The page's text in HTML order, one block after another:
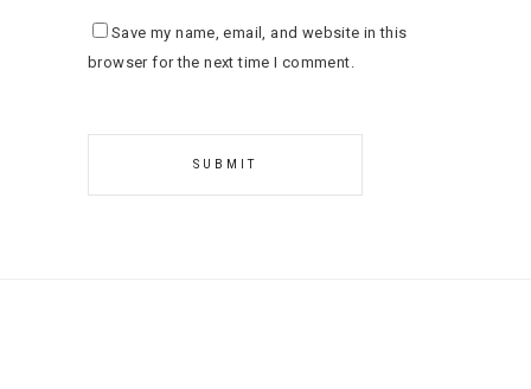
Save my name, email, and website in this
browser for the next time I comment.